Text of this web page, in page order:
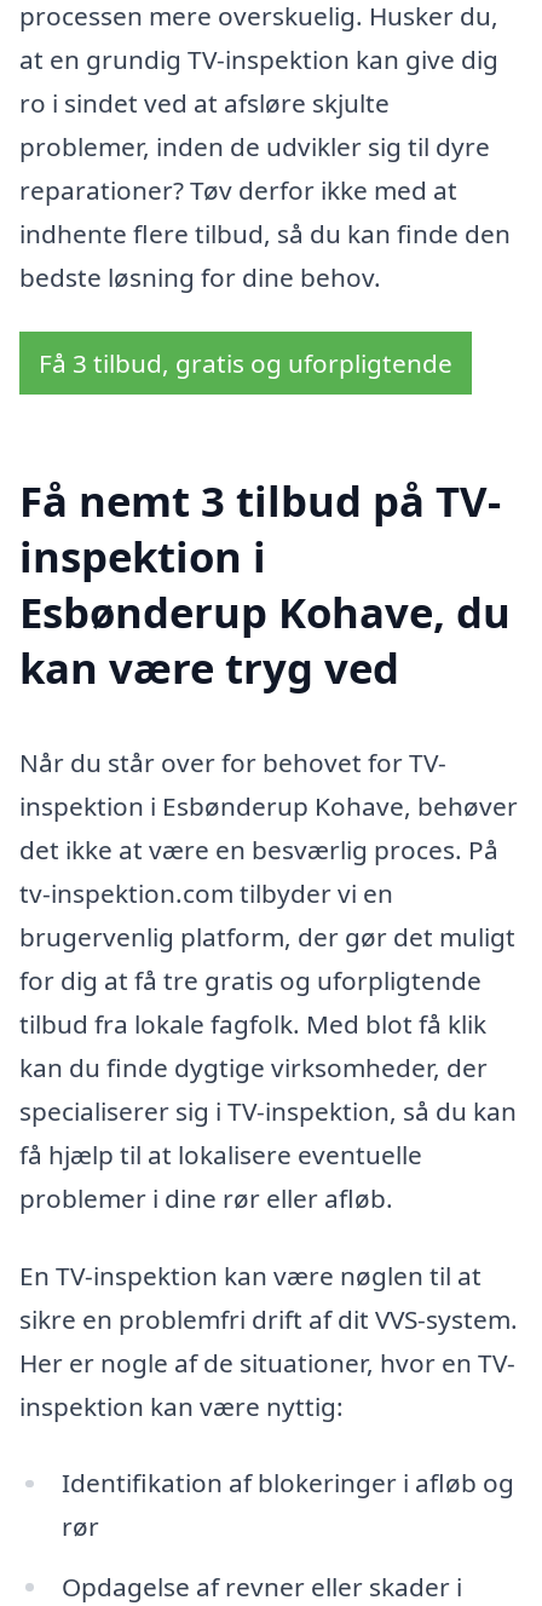
processen mere overskuelig. Husker du,
at en grundig TV-inspektion kan give dig
ro i sindet ved at afsløre skjulte
problemer, inden de udvikler sig til dyre
reparationer? Tøv derfor ikke med at
indhente flere tilbud, så du kan finde den
bedste løsning for dine behov.
Få 3 tilbud, gratis og uforpligtende
Få nemt 3 tilbud på TV-
inspektion i
Esbønderup Kohave, du
kan være tryg ved
Når du står over for behovet for TV-
inspektion i Esbønderup Kohave, behøver
det ikke at være en besværlig proces. På
tv-inspektion.com tilbyder vi en
brugervenlig platform, der gør det muligt
for dig at få tre gratis og uforpligtende
tilbud fra lokale fagfolk. Med blot få klik
kan du finde dygtige virksomheder, der
specialiserer sig i TV-inspektion, så du kan
få hjælp til at lokalisere eventuelle
problemer i dine rør eller afløb.
En TV-inspektion kan være nøglen til at
sikre en problemfri drift af dit VVS-system.
Her er nogle af de situationer, hvor en TV-
inspektion kan være nyttig:
Identifikation af blokeringer i afløb og
rør
Opdagelse af revner eller skader i